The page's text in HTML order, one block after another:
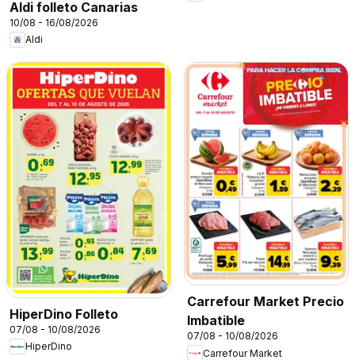
Aldi folleto Canarias
10/08 - 16/08/2026
Aldi
HiperDino Folleto
07/08 - 10/08/2026
HiperDino
Carrefour Market Precio
Imbatible
07/08 - 10/08/2026
Carrefour Market